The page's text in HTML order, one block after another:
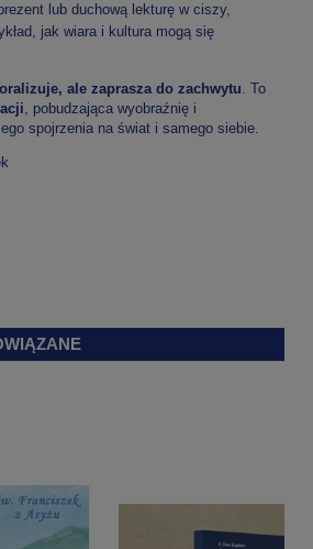
lub duchową lekturę w ciszy,
jak wiara i kultura mogą się
ale zaprasza do zachwytu . To
, pobudzająca wyobraźnię i
spojrzenia na świat i samego siebie.